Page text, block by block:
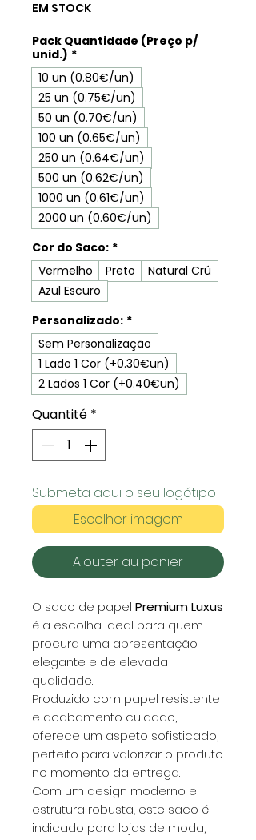
EM STOCK
Pack Quantidade (Preço p/
unid.) *
10 un (0.80€/un)
25 un (0.75€/un)
50 un (0.70€/un)
100 un (0.65€/un)
250 un (0.64€/un)
500 un (0.62€/un)
1000 un (0.61€/un)
2000 un (0.60€/un)
Cor do Saco: *
Vermelho
Preto
Natural Crú
Azul Escuro
Personalizado: *
Sem Personalização
1 Lado 1 Cor (+0.30€un)
2 Lados 1 Cor (+0.40€un)
Quantité *
Submeta aqui o seu logótipo
Escolher imagem
Ajouter au panier
O saco de papel Premium Luxus
é a escolha ideal para quem
procura uma apresentação
elegante e de elevada
qualidade.
Produzido com papel resistente
e acabamento cuidado,
oferece um aspeto sofisticado,
perfeito para valorizar o produto
no momento da entrega.
Com um design moderno e
estrutura robusta, este saco é
indicado para lojas de moda,